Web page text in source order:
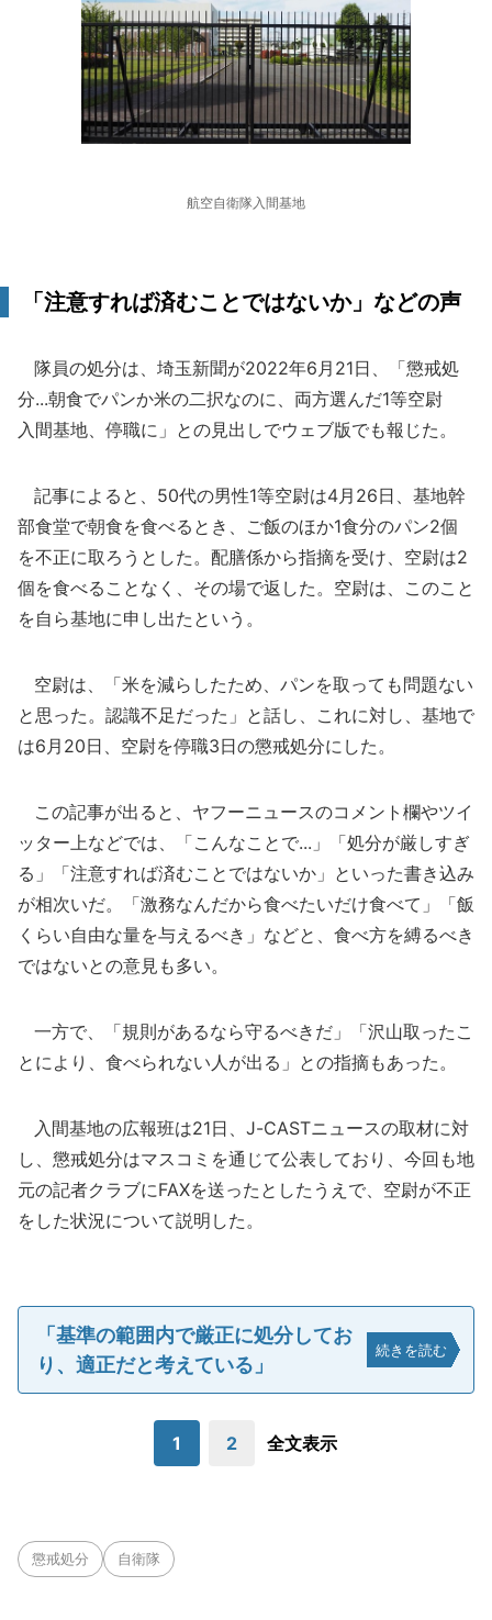
航空自衛隊入間基地
「注意すれば済むことではないか」などの声
隊員の処分は、埼玉新聞が2022年6月21日、「懲戒処
分...朝食でパンか米の二択なのに、両方選んだ1等空尉
入間基地、停職に」との見出しでウェブ版でも報じた。
記事によると、50代の男性1等空尉は4月26日、基地幹
部食堂で朝食を食べるとき、ご飯のほか1食分のパン2個
を不正に取ろうとした。配膳係から指摘を受け、空尉は2
個を食べることなく、その場で返した。空尉は、このこと
を自ら基地に申し出たという。
空尉は、「米を減らしたため、パンを取っても問題ない
と思った。認識不足だった」と話し、これに対し、基地で
は6月20日、空尉を停職3日の懲戒処分にした。
この記事が出ると、ヤフーニュースのコメント欄やツイ
ッター上などでは、「こんなことで...」「処分が厳しすぎ
る」「注意すれば済むことではないか」といった書き込み
が相次いだ。「激務なんだから食べたいだけ食べて」「飯
くらい自由な量を与えるべき」などと、食べ方を縛るべき
ではないとの意見も多い。
一方で、「規則があるなら守るべきだ」「沢山取ったこ
とにより、食べられない人が出る」との指摘もあった。
入間基地の広報班は21日、J-CASTニュースの取材に対
し、懲戒処分はマスコミを通じて公表しており、今回も地
元の記者クラブにFAXを送ったとしたうえで、空尉が不正
をした状況について説明した。
「基準の範囲内で厳正に処分してお
り、適正だと考えている」
続きを読む
1 2 全文表示
懲戒処分 自衛隊